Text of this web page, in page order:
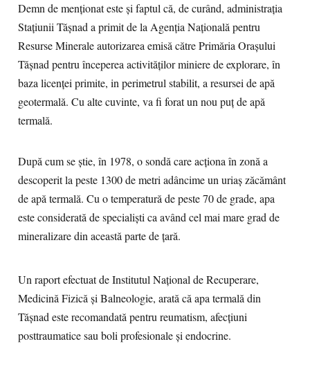
Demn de menționat este și faptul că, de curând, administrația
Stațiunii Tășnad a primit de la Agenția Națională pentru
Resurse Minerale autorizarea emisă către Primăria Orașului
Tășnad pentru începerea activităților miniere de explorare, în
baza licenței primite, in perimetrul stabilit, a resursei de apă
geotermală. Cu alte cuvinte, va fi forat un nou puț de apă
termală.
După cum se știe, în 1978, o sondă care acţiona în zonă a
descoperit la peste 1300 de metri adâncime un uriaş zăcământ
de apă termală. Cu o temperatură de peste 70 de grade, apa
este considerată de specialişti ca având cel mai mare grad de
mineralizare din această parte de ţară.
Un raport efectuat de Institutul Naţional de Recuperare,
Medicină Fizică şi Balneologie, arată că apa termală din
Tăşnad este recomandată pentru reumatism, afecţiuni
posttraumatice sau boli profesionale şi endocrine.